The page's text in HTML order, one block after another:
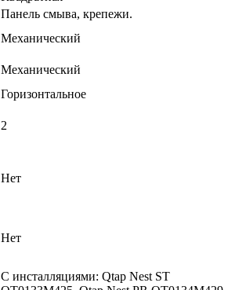
Панель смыва, крепежи.
Механический
Механический
Горизонтальное
2
Нет
Нет
С инсталляциями: Qtap Nest ST